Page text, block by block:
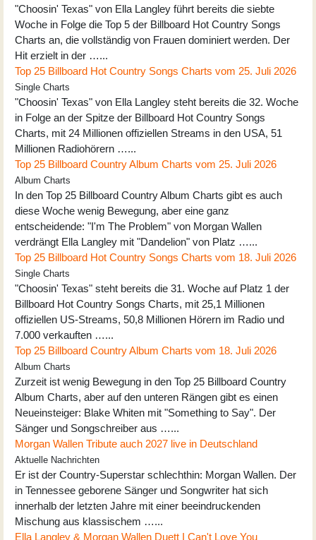
"Choosin' Texas" von Ella Langley führt bereits die siebte
Woche in Folge die Top 5 der Billboard Hot Country Songs
Charts an, die vollständig von Frauen dominiert werden. Der
Hit erzielt in der …...
Top 25 Billboard Hot Country Songs Charts vom 25. Juli 2026
Single Charts
"Choosin' Texas" von Ella Langley steht bereits die 32. Woche
in Folge an der Spitze der Billboard Hot Country Songs
Charts, mit 24 Millionen offiziellen Streams in den USA, 51
Millionen Radiohörern …...
Top 25 Billboard Country Album Charts vom 25. Juli 2026
Album Charts
In den Top 25 Billboard Country Album Charts gibt es auch
diese Woche wenig Bewegung, aber eine ganz
entscheidende: "I'm The Problem" von Morgan Wallen
verdrängt Ella Langley mit "Dandelion" von Platz …...
Top 25 Billboard Hot Country Songs Charts vom 18. Juli 2026
Single Charts
"Choosin' Texas" steht bereits die 31. Woche auf Platz 1 der
Billboard Hot Country Songs Charts, mit 25,1 Millionen
offiziellen US-Streams, 50,8 Millionen Hörern im Radio und
7.000 verkauften …...
Top 25 Billboard Country Album Charts vom 18. Juli 2026
Album Charts
Zurzeit ist wenig Bewegung in den Top 25 Billboard Country
Album Charts, aber auf den unteren Rängen gibt es einen
Neueinsteiger: Blake Whiten mit "Something to Say". Der
Sänger und Songschreiber aus …...
Morgan Wallen Tribute auch 2027 live in Deutschland
Aktuelle Nachrichten
Er ist der Country-Superstar schlechthin: Morgan Wallen. Der
in Tennessee geborene Sänger und Songwriter hat sich
innerhalb der letzten Jahre mit einer beeindruckenden
Mischung aus klassischem …...
Ella Langley & Morgan Wallen Duett I Can't Love You